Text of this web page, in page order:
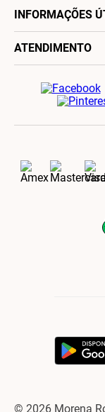
INFORMAÇÕES
ATENDIMENTO
© 2026 Morena